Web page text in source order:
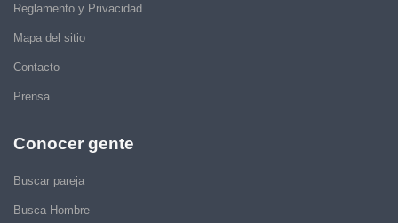
Reglamento y Privacidad
Mapa del sitio
Contacto
Prensa
Conocer gente
Buscar pareja
Busca Hombre